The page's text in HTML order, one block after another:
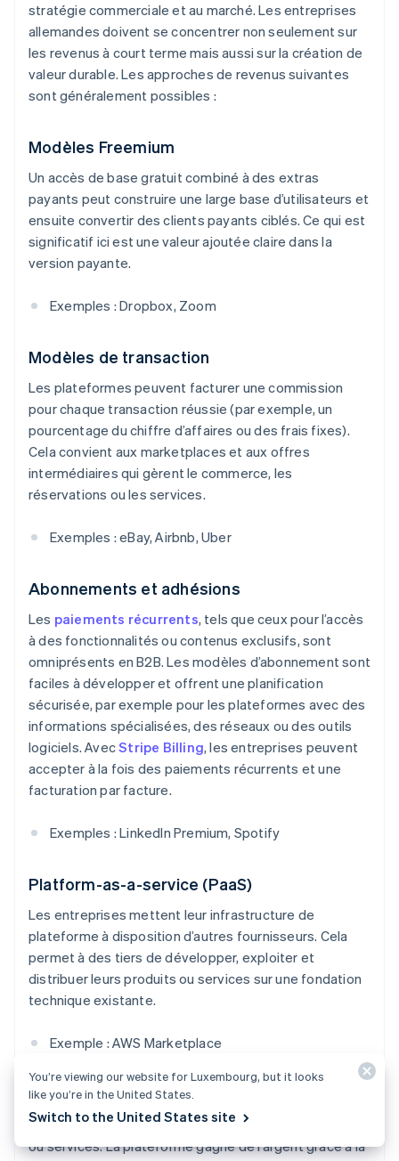
stratégie commerciale et au marché. Les entreprises
allemandes doivent se concentrer non seulement sur
les revenus à court terme mais aussi sur la création de
valeur durable. Les approches de revenus suivantes
sont généralement possibles :
Modèles Freemium
Un accès de base gratuit combiné à des extras
payants peut construire une large base d’utilisateurs et
ensuite convertir des clients payants ciblés. Ce qui est
significatif ici est une valeur ajoutée claire dans la
version payante.
Exemples : Dropbox, Zoom
Modèles de transaction
Les plateformes peuvent facturer une commission
pour chaque transaction réussie (par exemple, un
pourcentage du chiffre d’affaires ou des frais fixes).
Cela convient aux marketplaces et aux offres
intermédiaires qui gèrent le commerce, les
réservations ou les services.
Exemples : eBay, Airbnb, Uber
Abonnements et adhésions
Les paiements récurrents, tels que ceux pour l’accès
à des fonctionnalités ou contenus exclusifs, sont
omniprésents en B2B. Les modèles d’abonnement sont
faciles à développer et offrent une planification
sécurisée, par exemple pour les plateformes avec des
informations spécialisées, des réseaux ou des outils
logiciels. AvecStripe Billing, les entreprises peuvent
accepter à la fois des paiements récurrents et une
facturation par facture.
Exemples : LinkedIn Premium, Spotify
Platform-as-a-service (PaaS)
Les entreprises mettent leur infrastructure de
plateforme à disposition d’autres fournisseurs. Cela
permet à des tiers de développer, exploiter et
distribuer leurs produits ou services sur une fondation
technique existante.
Exemple : AWS Marketplace
Frais de référencement/publicité
Les fournisseurs paient pour référencer leurs produits
ou services. La plateforme gagne de l’argent grâce à la
You’re viewing our website for Luxembourg, but it looks
like you’re in the United States.
Switch to the United States site